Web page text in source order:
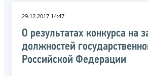
29.12.2017 14:47
О результатах конкурса на
должностей
Российской Федерации